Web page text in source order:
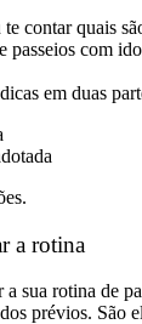
contar quais
passeios com
em duas
a rotina
sua rotina de
prévios. São